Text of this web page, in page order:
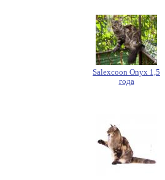
Salexcoon Onyx 1,5
года